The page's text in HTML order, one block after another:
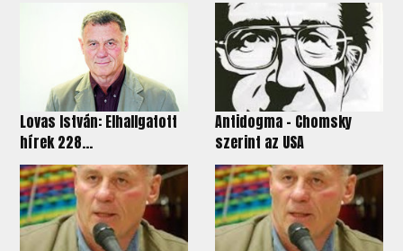
Lovas István: Elhallgatott
hírek 228...
Antidogma - Chomsky
szerint az USA